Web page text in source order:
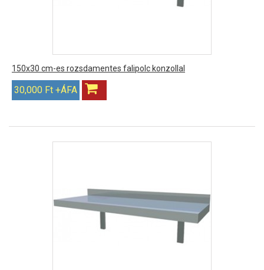
150x30 cm-es rozsdamentes falipolc konzollal
30,000 Ft +ÁFA